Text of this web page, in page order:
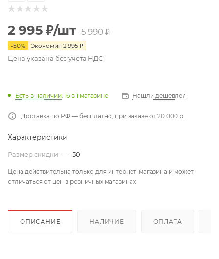
2 995 ₽/шт 5 990₽
-50% Экономия 2 995 ₽
Цена указана без учета НДС
Есть в наличии: 16 в 1 магазине Нашли дешевле?
Доставка по РФ — бесплатно, при заказе от 20 000 р.
Характеристики
Размер скидки — 50
Цена действительна только для интернет-магазина и может
отличаться от цен в розничных магазинах
ОПИСАНИЕ НАЛИЧИЕ ОПЛАТА